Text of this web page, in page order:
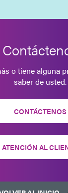
o tiene alguna
saber de usted.
CONTÁCTENOS
ATENCIÓN AL